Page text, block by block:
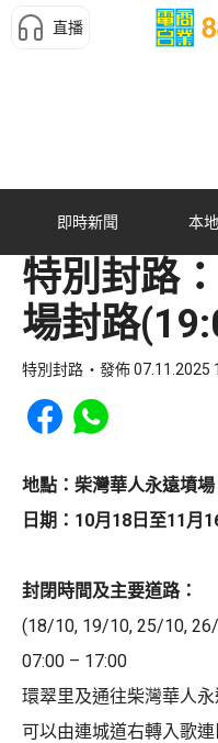
直播
即時新聞 本地
特別封路
場封路
特別封路 發佈 07.11.2025
Share to Facebook
Share to WhatsApp
地點：柴灣華人永遠墳場
日期：10月18日至11月
封閉時間及主要道路：
(18/10, 19/10, 25/10,
07:00 – 17:00
環翠里及通往柴灣華人
可以由連城道右轉入歌連